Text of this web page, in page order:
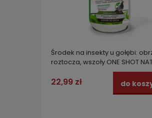
Środek na insekty u gołębi:
roztocza, wszoły ONE SHOT
22,99 zł do